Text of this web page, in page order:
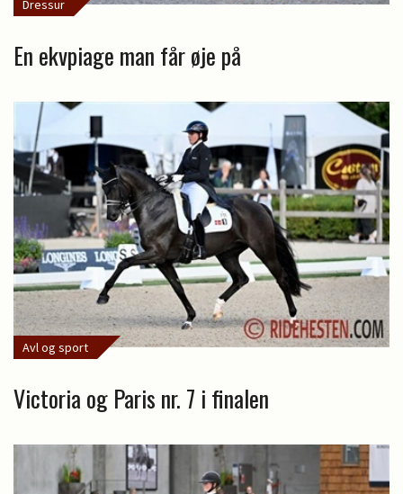
Dressur
En ekvpiage man får øje på
Avl og sport
Victoria og Paris nr. 7 i finalen